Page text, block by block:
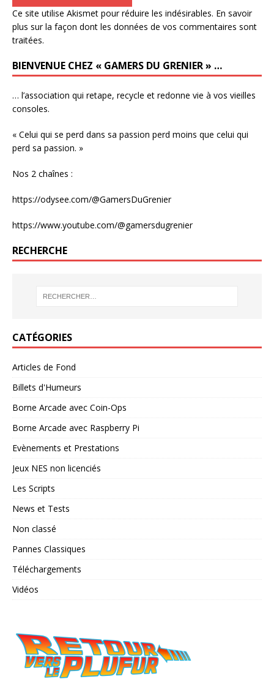
Ce site utilise Akismet pour réduire les indésirables. En savoir
plus sur la façon dont les données de vos commentaires sont
traitées.
BIENVENUE CHEZ « GAMERS DU GRENIER » …
… l’association qui retape, recycle et redonne vie à vos vieilles
consoles.
« Celui qui se perd dans sa passion perd moins que celui qui
perd sa passion. »
Nos 2 chaînes :
https://odysee.com/@GamersDuGrenier
https://www.youtube.com/@gamersdugrenier
RECHERCHE
CATÉGORIES
Articles de Fond
Billets d'Humeurs
Borne Arcade avec Coin-Ops
Borne Arcade avec Raspberry Pi
Evènements et Prestations
Jeux NES non licenciés
Les Scripts
News et Tests
Non classé
Pannes Classiques
Téléchargements
Vidéos